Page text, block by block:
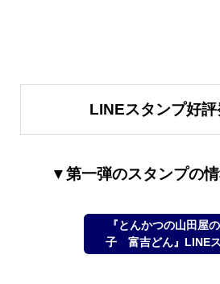
LINEスタンプ好
▼第一弾のスタンプの
『とんかつの山田屋
子 富吉どん』LINE